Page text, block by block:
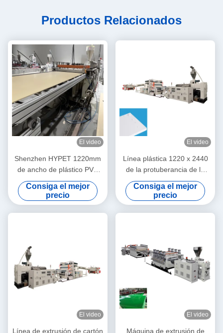
Productos Relacionados
El video
Shenzhen HYPET 1220mm
de ancho de plástico PVC
placa de espuma línea de
producción de extrusión de
PVC WPC placa de espuma
de panel de fabricación de la
Consiga el mejor
precio
El video
Línea plástica 1220 x 2440
de la protuberancia de la
hoja de la máquina/Pvc de la
protuberancia de la hoja
Consiga el mejor
precio
El video
Línea de extrusión de cartón
El video
Máquina de extrusión de